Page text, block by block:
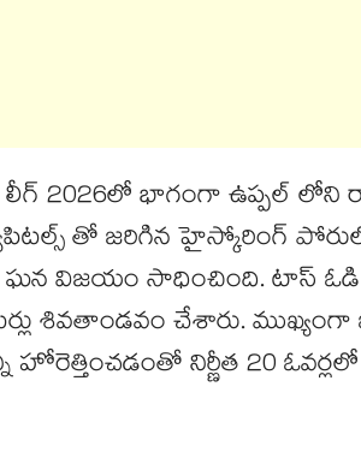
లీగ్ 2026లో భాగంగా ఉప్పల్
తో జరిగిన హైస్కోరింగ్
ఘన విజయం సాధించింది. టాస్
శివతాండవం చేశారు.
నిర్ణీత 20 ఓవర్లలో